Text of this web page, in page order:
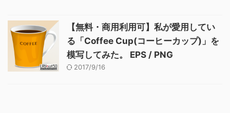
【無料・商用利用可】私が愛用してい
る「Coffee Cup(コーヒーカップ)」を
模写してみた。 EPS / PNG
2017/9/16